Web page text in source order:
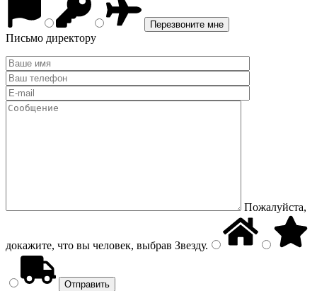
Письмо директору
Пожалуйста,
докажите, что вы человек, выбрав Звезду.